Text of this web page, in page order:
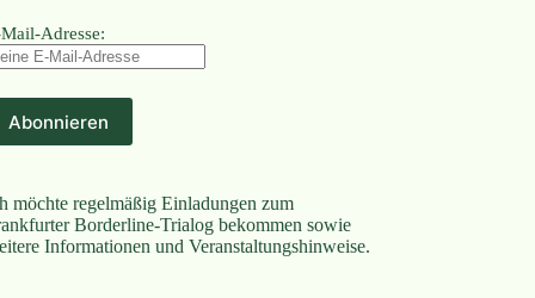
Adresse:
möchte regelmäßig Einladungen zum
Borderline-Trialog bekommen sowie
Informationen und Veranstaltungshinweise.